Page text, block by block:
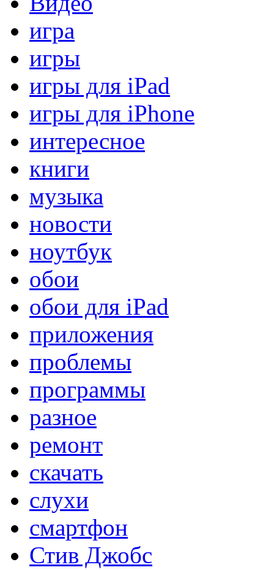
игра
игры
игры для iPad
игры для iPhone
интересное
книги
музыка
новости
ноутбук
обои
обои для iPad
приложения
проблемы
программы
разное
ремонт
скачать
слухи
смартфон
Стив Джобс